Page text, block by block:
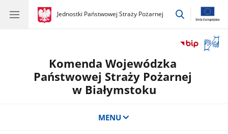
gov.pl
Jednostki Państwowej Straży Pożarnej
gov.pl
Jednostki
przejdź
okno
Komenda Wojewódzka
Państwowej Straży Pożarnej
w Białymstoku
MENU